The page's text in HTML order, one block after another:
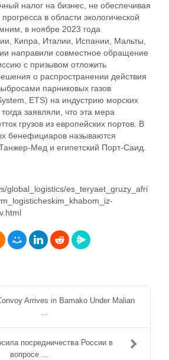
налог на бизнес, не обеспечивая
в области экологической
в ноябре 2023 года
Кипра, Италии, Испании, Мальты,
направили совместное обращение
с призывом отложить
о распространении действия
парниковых газов
ETS) на индустрию морских
заявляли, что эта мера
грузов из европейских портов. В
бенефициаров называются
Мед и египетский Порт-Саид.
global_logistics/es_teryaet_gruzy_afri
Arrives in Bamako Under Malian
...
посредничества России в
вопросе ...